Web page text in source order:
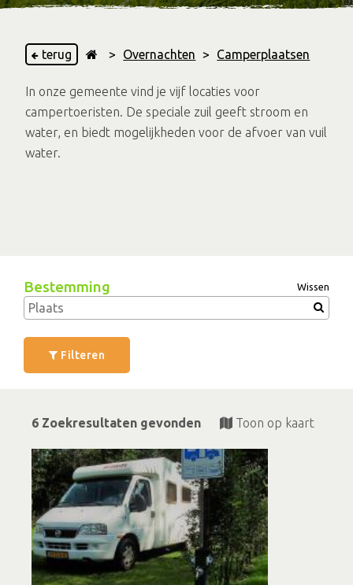
terug > Overnachten > Camperplaatsen
In onze gemeente vind je vijf locaties voor
campertoeristen. De speciale zuil geeft stroom en
water, en biedt mogelijkheden voor de afvoer van vuil
water.
Bestemming Wissen
Filteren
6 Zoekresultaten gevonden Toon op kaart